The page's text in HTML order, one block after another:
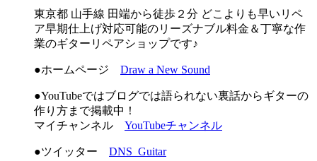
東京都 山手線 田端から徒歩２分 どこよりも早いリペ
ア早期仕上げ対応可能のリーズナブル料金＆丁寧な作
業のギターリペアショップです♪
●ホームページ Draw a New Sound
●YouTubeではブログでは語られない裏話からギターの
作り方まで掲載中！
マイチャンネル YouTubeチャンネル
●ツイッター DNS_Guitar